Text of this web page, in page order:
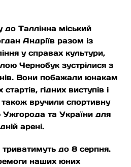
до Таллінна міський
Андріїв разом із
у справах культури,
Чернобук зустрілися з
Вони побажали юнакам
гідних виступів і
вручили спортивну
та України для
арені.
триватимуть до 8 серпня.
наших юних